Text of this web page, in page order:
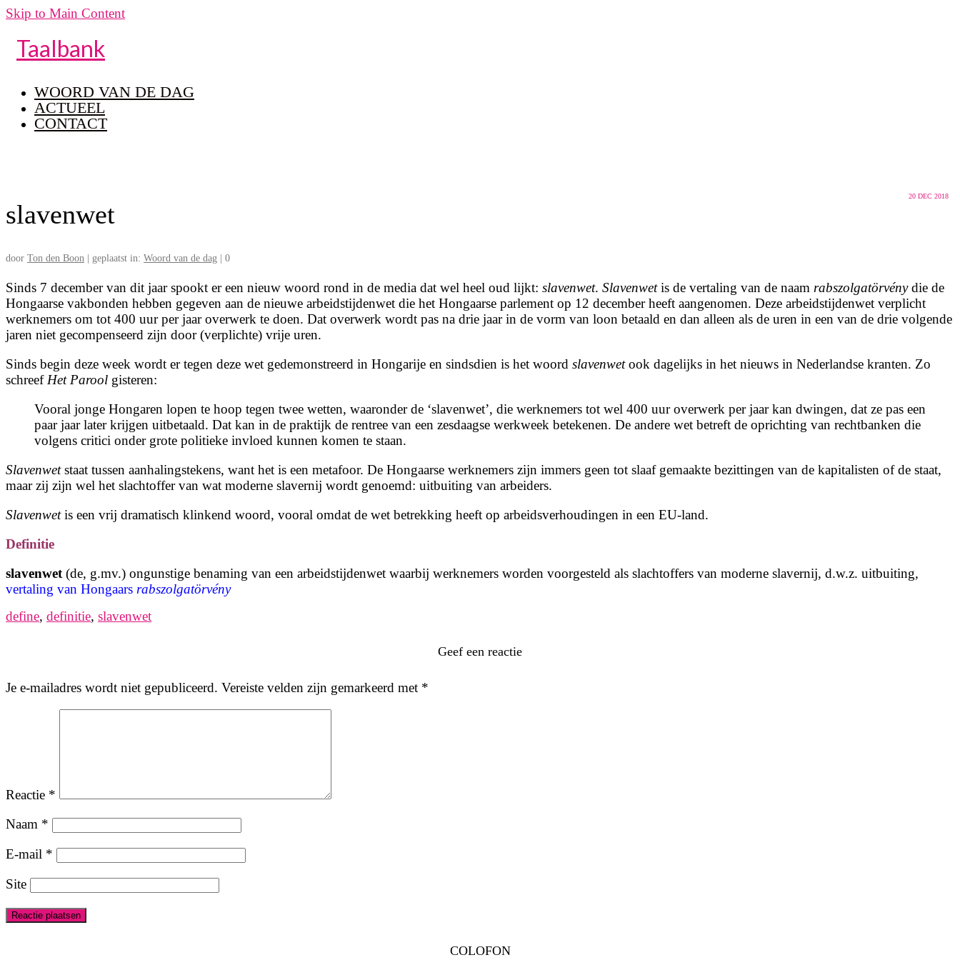
Skip to Main Content
Taalbank
WOORD VAN DE DAG
ACTUEEL
CONTACT
20 DEC 2018
slavenwet
door Ton den Boon geplaatst in: Woord van de dag 0
Sinds 7 december van dit jaar spookt er een nieuw woord rond in de media dat wel heel oud lijkt: slavenwet. Slavenwetis de vertaling van de naam rabszolgatörvénydie de
Hongaarse vakbonden hebben gegeven aan de nieuwe arbeidstijdenwet die het Hongaarse parlement op 12 december heeft aangenomen. Deze arbeidstijdenwet verplicht
werknemers om tot 400 uur per jaar overwerk te doen. Dat overwerk wordt pas na drie jaar in de vorm van loon betaald en dan alleen als de uren in een van de drie volgende
jaren niet gecompenseerd zijn door (verplichte) vrije uren.
Sinds begin deze week wordt er tegen deze wet gedemonstreerd in Hongarije en sindsdien is het woord slavenwetook dagelijks in het nieuws in Nederlandse kranten. Zo
schreef Het Parool gisteren:
Vooral jonge Hongaren lopen te hoop tegen twee wetten, waaronder de ‘slavenwet’, die werknemers tot wel 400 uur overwerk per jaar kan dwingen, dat ze pas een
paar jaar later krijgen uitbetaald. Dat kan in de praktijk de rentree van een zesdaagse werkweek betekenen. De andere wet betreft de oprichting van rechtbanken die
volgens critici onder grote politieke invloed kunnen komen te staan.
Slavenwetstaat tussen aanhalingstekens, want het is een metafoor. De Hongaarse werknemers zijn immers geen tot slaaf gemaakte bezittingen van de kapitalisten of de staat,
maar zij zijn wel het slachtoffer van wat moderne slavernij wordt genoemd: uitbuiting van arbeiders.
Slavenwetis een vrij dramatisch klinkend woord, vooral omdat de wet betrekking heeft op arbeidsverhoudingen in een EU-land.
Definitie
slavenwet (de, g.mv.) ongunstige benaming van een arbeidstijdenwet waarbij werknemers worden voorgesteld als slachtoffers van moderne slavernij, d.w.z. uitbuiting,
vertaling van Hongaars rabszolgatörvény
define, definitie, slavenwet
Geef een reactie
Je e-mailadres wordt niet gepubliceerd. Vereiste velden zijn gemarkeerd met *
Reactie *
Naam *
E-mail *
Site
COLOFON